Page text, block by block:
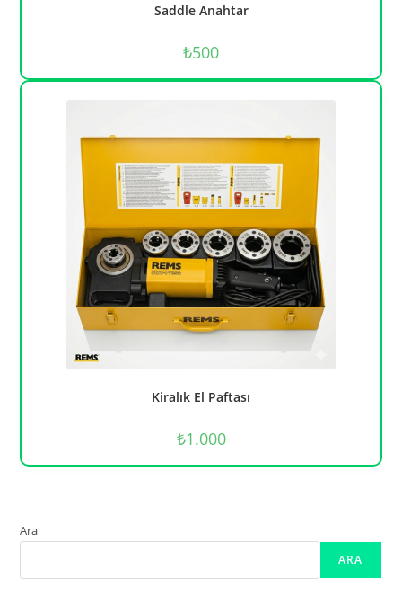
Saddle Anahtar
₺500
Kiralık El Paftası
₺1.000
Ara
ARA